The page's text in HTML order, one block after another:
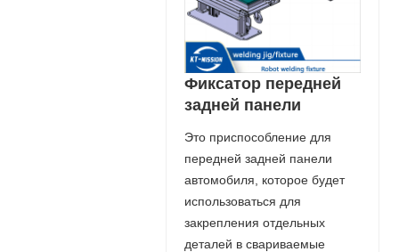
Фиксатор передней
задней панели
Это приспособление для
передней задней панели
автомобиля, которое будет
использоваться для
закрепления отдельных
деталей в свариваемые